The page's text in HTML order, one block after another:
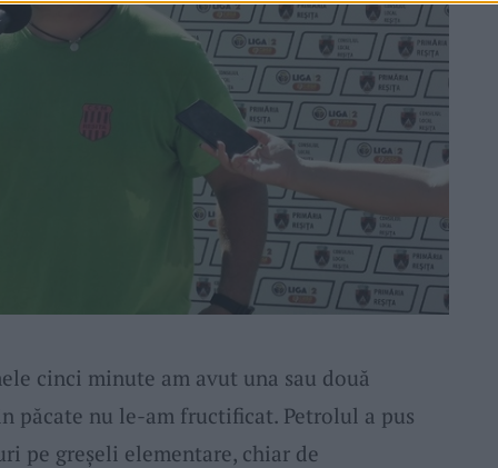
cinci minute am avut una sau două
păcate nu le-am fructificat. Petrolul a pus
pe greșeli elementare, chiar de